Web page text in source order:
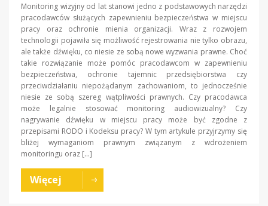
Monitoring wizyjny od lat stanowi jedno z podstawowych narzędzi
pracodawców służących zapewnieniu bezpieczeństwa w miejscu
pracy oraz ochronie mienia organizacji. Wraz z rozwojem
technologii pojawiła się możliwość rejestrowania nie tylko obrazu,
ale także dźwięku, co niesie ze sobą nowe wyzwania prawne. Choć
takie rozwiązanie może pomóc pracodawcom w zapewnieniu
bezpieczeństwa, ochronie tajemnic przedsiębiorstwa czy
przeciwdziałaniu niepożądanym zachowaniom, to jednocześnie
niesie ze sobą szereg wątpliwości prawnych. Czy pracodawca
może legalnie stosować monitoring audiowizualny? Czy
nagrywanie dźwięku w miejscu pracy może być zgodne z
przepisami RODO i Kodeksu pracy? W tym artykule przyjrzymy się
bliżej wymaganiom prawnym związanym z wdrożeniem
monitoringu oraz […]
Więcej